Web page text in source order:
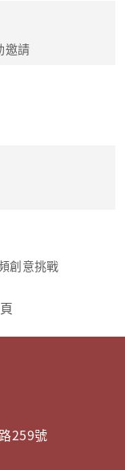
邀請
創意挑戰
259號